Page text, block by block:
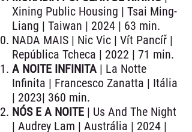
Xining Public Housing | Tsai Ming-
Liang | Taiwan | 2024 | 63 min.
NADA MAIS | Nic Vic | Vít Pancíř |
República Tcheca | 2022 | 71 min.
A NOITE INFINITA | La Notte
Infinita | Francesco Zanatta | Itália
| 2023| 360 min.
NÓS E A NOITE | Us And The Night
| Audrey Lam | Austrália | 2024 |